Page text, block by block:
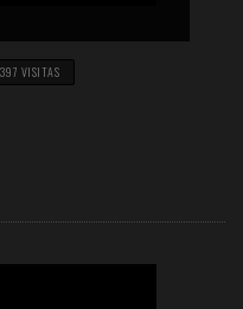
397 VISITAS